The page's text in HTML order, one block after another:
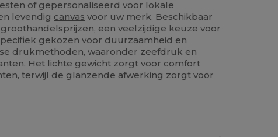
of gepersonaliseerd voor lokale
levendig canvas voor uw merk. Beschikbaar
een veelzijdige keuze voor
gekozen voor duurzaamheid en
drukmethoden, waaronder zeefdruk en
Het lichte gewicht zorgt voor comfort
terwijl de glanzende afwerking zorgt voor